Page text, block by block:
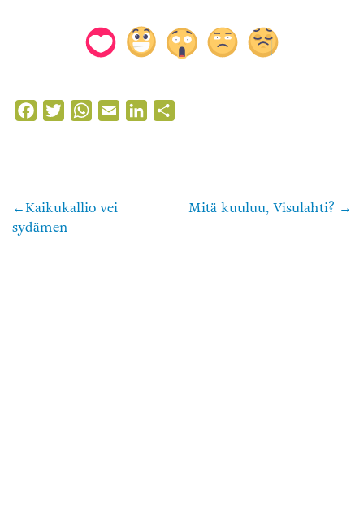
FacebookTwitterWhatsApp
Email LinkedIn
Artikkelien
Kaikukallio vei
sydämen
Mitä kuuluu, Visulahti?